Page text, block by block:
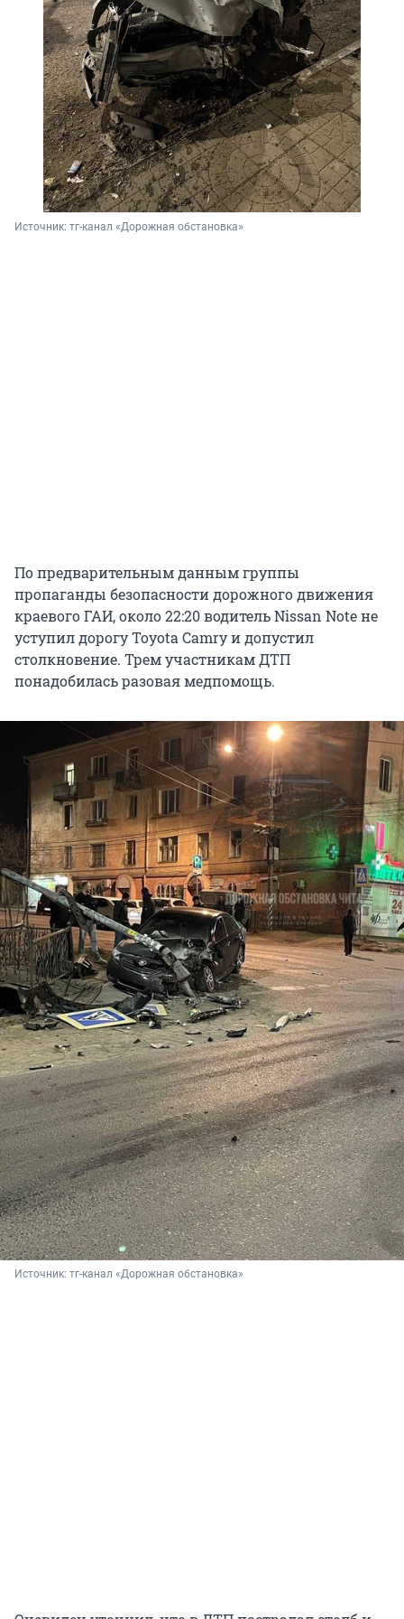
Источник: тг-канал «Дорожная обстановка»
По предварительным данным группы
пропаганды безопасности дорожного движения
краевого ГАИ, около 22:20 водитель Nissan Note не
уступил дорогу Toyota Camry и допустил
столкновение. Трем участникам ДТП
понадобилась разовая медпомощь.
Источник: тг-канал «Дорожная обстановка»